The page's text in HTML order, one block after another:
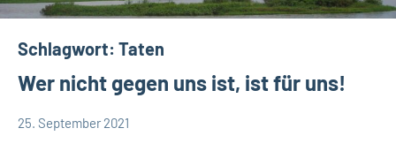
Schlagwort: Taten
Wer nicht gegen uns ist, ist für uns!
25. September 2021
Andrea